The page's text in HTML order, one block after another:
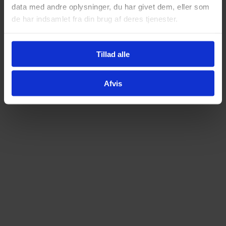
data med andre oplysninger, du har givet dem, eller som
de har indsamlet fra din brug af deres tjenester.
Tillad alle
Afvis